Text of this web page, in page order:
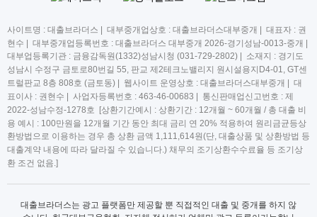
사이트명 : 대출브라더스 | 대부중개업상호 : 대출브라더스대부중개 | 대표자 : 권
현수 | 대부중개업등록번호 : 대출브라더스 대부중개 2026-경기성남-0013-중개 |
대부업등록기관 : 금융감독원(1332)성남시청 (031-729-2802) | 소재지 : 경기도
성남시 수정구 금토로80번길 55, 판교 제2테크노밸리지 원시설용지D4-01, GT센
트럴판교 8층 808호 (금토동) | 웹사이트 운영상호 : 대출브라더스대부중개 | 대
표이사 : 권현수 | 사업자등록번호 : 463-46-00683 | 통신판매업신고번호 : 제
2022-성남수정-1278호 [상환기간예시 : 상환기간 : 12개월 ~ 60개월 / 총 대출 비
용 예시 : 100만원을 12개월 기간 동안 최대 금리 연 20% 적용하여 원리금균등상
환방법으로 이용하는 경우 총 상환 금액 1,111,614원(단, 대출상품 및 상환방법 등
대출계약 내용에 따라 달라질 수 있습니다.) 채무의 조기상환수수료율 등 조기상
환 조건 없음.]
대출브라더스는 광고 플랫폼만 제공할 뿐 직접적인 대출 및 중개를 하지 않